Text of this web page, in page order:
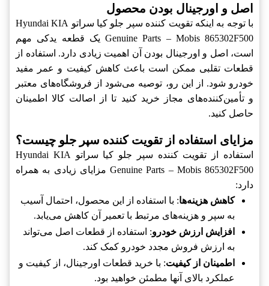
اصل و اورجینال بودن محصول
با توجه به اینکه تقویت کننده سپر جلو کیا سراتو Hyundai KIA
Genuine Parts – Mobis 865302F500 یک قطعه یدکی مهم
است، اصل و اورجینال بودن آن اهمیت زیادی دارد. استفاده از
قطعات تقلبی ممکن است باعث کاهش کیفیت و عمر مفید
خودرو شود. از این رو، توصیه می‌شود از فروشگاه‌های معتبر
و تأمین‌کننده‌های مجاز خرید کنید تا از اصالت کالا اطمینان
حاصل کنید.
مزایای استفاده از تقویت کننده سپر جلو چیست؟
استفاده از تقویت کننده سپر جلو کیا سراتو Hyundai KIA
Genuine Parts – Mobis 865302F500 مزایای زیادی به همراه
دارد:
کاهش هزینه‌ها: با استفاده از این محصول، احتمال آسیب
به سپر و هزینه‌های مرتبط با تعمیر آن کاهش می‌یابد.
افزایش ارزش خودرو: استفاده از قطعات اصل می‌تواند
به ارزش فروش مجدد خودرو کمک کند.
اطمینان از کیفیت: با خرید قطعات اورجینال، از کیفیت و
عملکرد بالای آنها مطمئن خواهید بود.